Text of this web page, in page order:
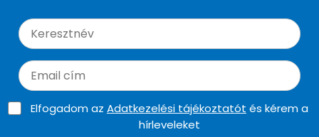
Elfogadom az Adatkezelési tájékoztatót és kérem a
hírleveleket